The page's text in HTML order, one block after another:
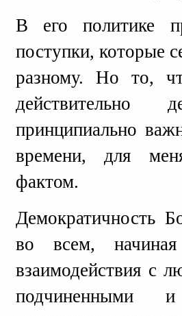
В его политике
поступки, которые
разному. Но то,
действительно
принципиально
времени, для
фактом.
Демократичность
во всем,
взаимодействия с
подчиненными